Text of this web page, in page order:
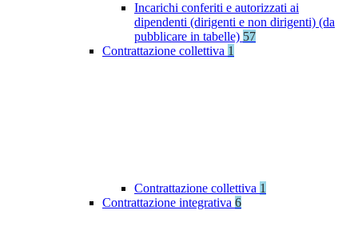
Incarichi conferiti e autorizzati ai
dipendenti (dirigenti e non dirigenti) (da
pubblicare in tabelle) 57
Contrattazione collettiva 1
Contrattazione collettiva 1
Contrattazione integrativa 6